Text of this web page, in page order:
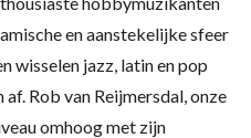
en aanstekelijke sfeer
wisselen jazz, latin en pop
Rob van Reijmersdal, onze
omhoog met zijn